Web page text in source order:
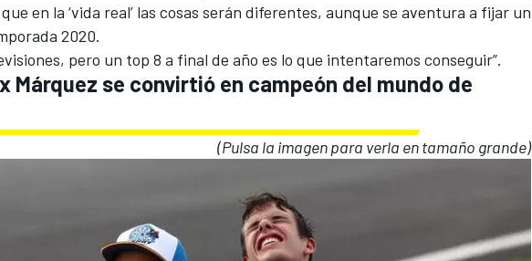
en la ‘vida real’ las cosas serán diferentes, aunque se aventura a fijar un
2020.
pero un top 8 a final de año es lo que intentaremos conseguir”.
Márquez se convirtió en campeón del mundo de
(Pulsa la imagen para verla en tamaño grande)